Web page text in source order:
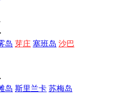
岛 芽庄 塞班岛 沙巴
岛 斯里兰卡 苏梅岛